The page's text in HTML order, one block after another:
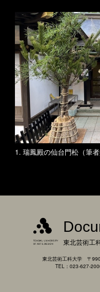
1. 瑞鳳殿の仙台門松（筆者
東北芸術工
東北芸術工科大学 〒
TEL：023-627-